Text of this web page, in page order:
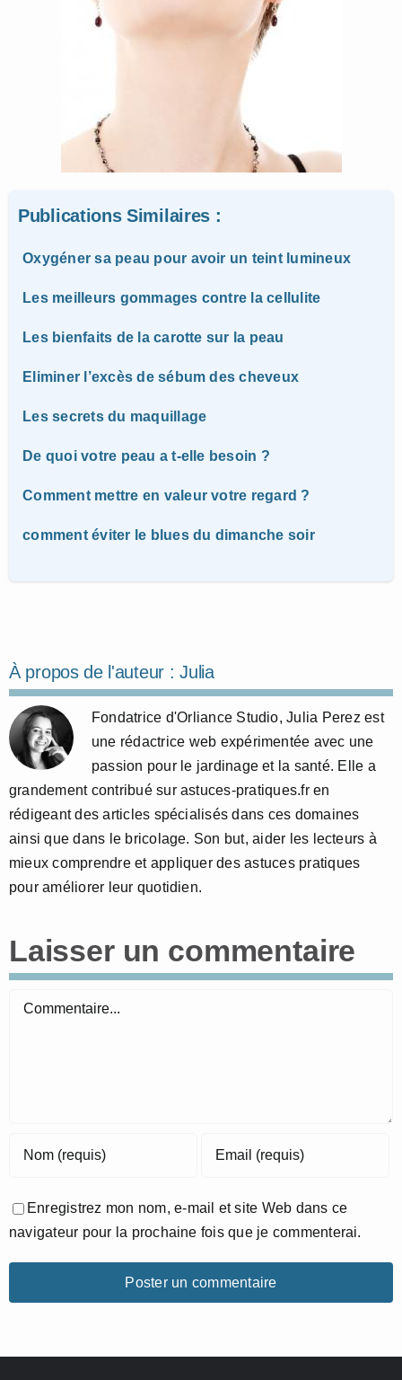
Publications Similaires :
Oxygéner sa peau pour avoir un teint lumineux
Les meilleurs gommages contre la cellulite
Les bienfaits de la carotte sur la peau
Eliminer l’excès de sébum des cheveux
Les secrets du maquillage
De quoi votre peau a t-elle besoin ?
Comment mettre en valeur votre regard ?
comment éviter le blues du dimanche soir
À propos de l'auteur :Julia
Fondatrice d'Orliance Studio, Julia Perez est
une rédactrice web expérimentée avec une
passion pour le jardinage et la santé. Elle a
grandement contribué sur astuces-pratiques.fr en
rédigeant des articles spécialisés dans ces domaines
ainsi que dans le bricolage. Son but, aider les lecteurs à
mieux comprendre et appliquer des astuces pratiques
pour améliorer leur quotidien.
Laisser un commentaire
Commentaire
Enregistrez mon nom, e-mail et site Web dans ce
navigateur pour la prochaine fois que je commenterai.